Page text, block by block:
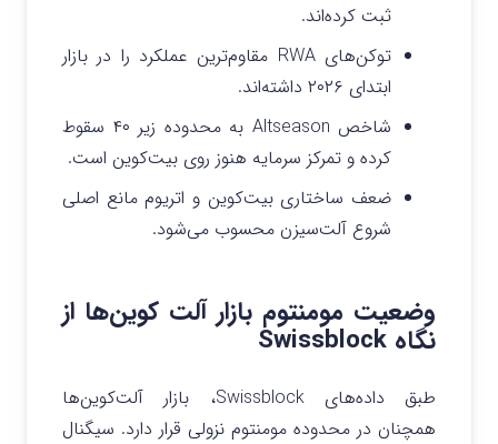
ثبت کرده‌اند.
توکن‌های RWA مقاوم‌ترین عملکرد را در بازار
ابتدای ۲۰۲۶ داشته‌اند.
شاخص Altseason به محدوده زیر ۴۰ سقوط
کرده و تمرکز سرمایه هنوز روی بیت‌کوین است.
ضعف ساختاری بیت‌کوین و اتریوم مانع اصلی
شروع آلت‌سیزن محسوب می‌شود.
وضعیت مومنتوم بازار آلت‌ کوین‌ها از
نگاه Swissblock
طبق داده‌های Swissblock، بازار آلت‌کوین‌ها
همچنان در محدوده مومنتوم نزولی قرار دارد. سیگنال